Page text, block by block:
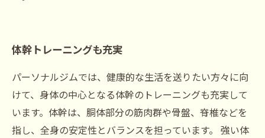
体幹トレーニングも充実
パーソナルジムでは、健康的な生活を送りたい方々に向
けて、身体の中心となる体幹のトレーニングも充実して
います。体幹は、胴体部分の筋肉群や骨盤、脊椎などを
指し、全身の安定性とバランスを担っています。 強い体